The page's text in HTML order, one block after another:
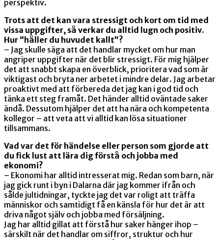
perspektiv.
Trots att det kan vara stressigt och kort om tid med
vissa uppgifter, så verkar du alltid lugn och positiv.
Hur “håller du huvudet kallt”?
– Jag skulle säga att det handlar mycket om hur man
angriper uppgifter när det blir stressigt. För mig hjälper
det att snabbt skapa en överblick, prioritera vad som är
viktigast och bryta ner arbetet i mindre delar. Jag arbetar
proaktivt med att förbereda det jag kan i god tid och
tänka ett steg framåt. Det händer alltid oväntade saker
ändå. Dessutom hjälper det att ha nära och kompetenta
kollegor – att veta att vi alltid kan lösa situationer
tillsammans.
Vad var det för händelse eller person som gjorde att
du fick lust att lära dig förstå och jobba med
ekonomi?
– Ekonomi har alltid intresserat mig. Redan som barn, när
jag gick runt i byn i Dalarna där jag kommer ifrån och
sålde jultidningar, tyckte jag det var roligt att träffa
människor och samtidigt få en känsla för hur det är att
driva något själv och jobba med försäljning.
Jag har alltid gillat att förstå hur saker hänger ihop –
särskilt när det handlar om siffror, struktur och hur